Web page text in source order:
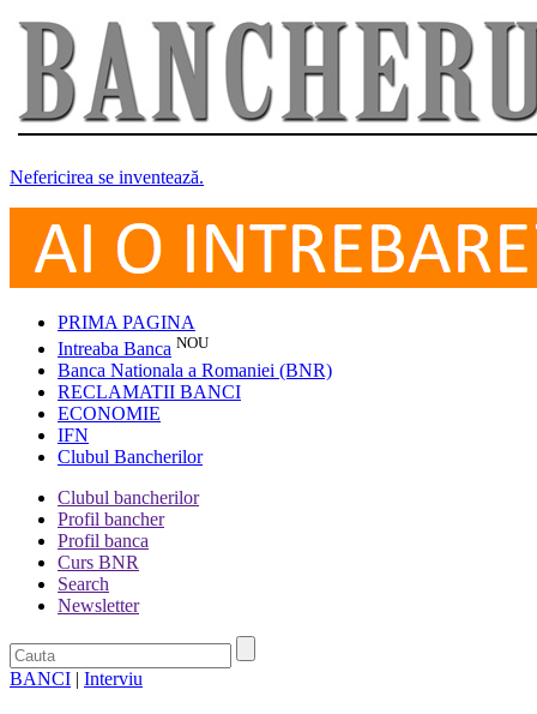
Nefericirea se inventează.
PRIMA PAGINA
Intreaba Banca NOU
Banca Nationala a Romaniei (BNR)
RECLAMATII BANCI
ECONOMIE
IFN
Clubul Bancherilor
Clubul bancherilor
Profil bancher
Profil banca
Curs BNR
Search
Newsletter
BANCI | Interviu